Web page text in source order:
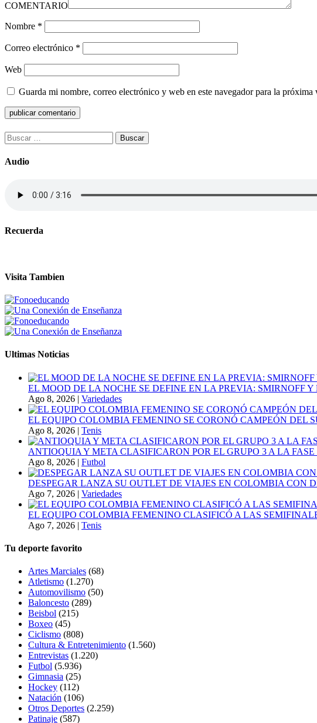
COMENTARIO
Nombre *
Correo electrónico *
Web
Guarda mi nombre, correo electrónico y web en este navegador para la próxima
Buscar:
Audio
Recuerda
Visita Tambien
Ultimas Noticias
EL MOOD DE LA NOCHE SE DEFINE EN LA PREVIA: SMIRNOFF
Ago 8, 2026 | Variedades
EL EQUIPO COLOMBIA FEMENINO SE CORONÓ CAMPEÓN DEL
Ago 8, 2026 | Tenis
ANTIOQUIA Y META CLASIFICARON POR EL GRUPO 3 A LA
Ago 8, 2026 | Futbol
DESPEGAR LANZA SU OUTLET DE VIAJES EN COLOMBIA CON
Ago 7, 2026 | Variedades
EL EQUIPO COLOMBIA FEMENINO CLASIFICÓ A LAS
Ago 7, 2026 | Tenis
Tu deporte favorito
Artes Marciales (68)
Atletismo (1.270)
Automovilismo (50)
Baloncesto (289)
Beisbol (215)
Boxeo (45)
Ciclismo (808)
Cultura & Entretenimiento (1.560)
Entrevistas (1.220)
Futbol (5.936)
Gimnasia (25)
Hockey (112)
Natación (106)
Otros Deportes (2.259)
Patinaje (587)